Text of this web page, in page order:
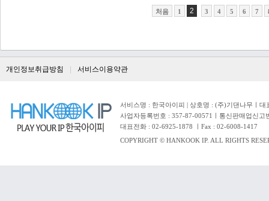
처음 1 2 3 4 5 6 7
개인정보취급방침 서비스이용약관
서비스명 : 한국아이피 | 상호명 : (주)기댄나무ㅣ
사업자등록번호 : 357-87-00571ㅣ통신판매업신고
대표전화 : 02-6925-1878 ㅣFax : 02-6008-1417
COPYRIGHT © HANKOOK IP. ALL RIGHTS